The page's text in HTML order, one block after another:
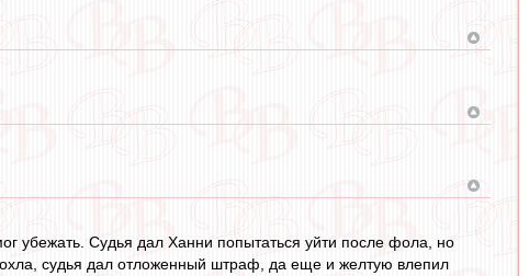
убежать. Судья дал Ханни попытаться уйти после фола, но
судья дал отложенный штраф, да еще и желтую влепил